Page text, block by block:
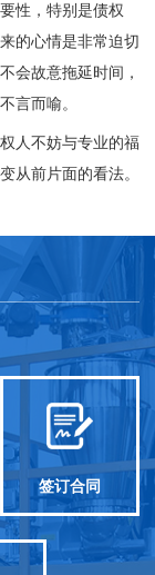
性，特别是债权
的心情是非常迫切
会故意拖延时间，
言而喻。
人不妨与专业的福
从前片面的看法。
签订合同